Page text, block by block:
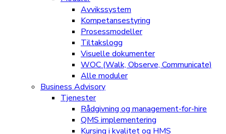
Avvikssystem
Kompetansestyring
Prosessmodeller
Tiltakslogg
Visuelle dokumenter
WOC (Walk, Observe, Communicate)
Alle moduler
Business Advisory
Tjenester
Rådgivning og management-for-hire
QMS implementering
Kursing i kvalitet og HMS